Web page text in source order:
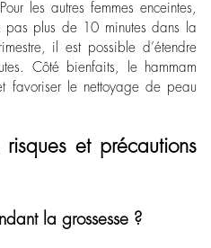
les autres femmes enceintes,
pas plus de 10 minutes dans la
il est possible d’étendre
Côté bienfaits, le hammam
favoriser le nettoyage de peau
et précautions
la grossesse ?